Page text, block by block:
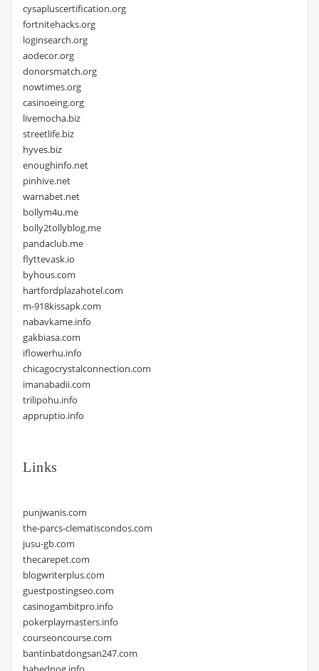
cysapluscertification.org
fortnitehacks.org
loginsearch.org
aodecor.org
donorsmatch.org
nowtimes.org
casinoeing.org
livemocha.biz
streetlife.biz
hyves.biz
enoughinfo.net
pinhive.net
warnabet.net
bollym4u.me
bolly2tollyblog.me
pandaclub.me
flyttevask.io
byhous.com
hartfordplazahotel.com
m-918kissapk.com
nabavkame.info
gakbiasa.com
iflowerhu.info
chicagocrystalconnection.com
imanabadii.com
trilipohu.info
appruptio.info
Links
punjwanis.com
the-parcs-clematiscondos.com
jusu-gb.com
thecarepet.com
blogwriterplus.com
guestpostingseo.com
casinogambitpro.info
pokerplaymasters.info
courseoncourse.com
bantinbatdongsan247.com